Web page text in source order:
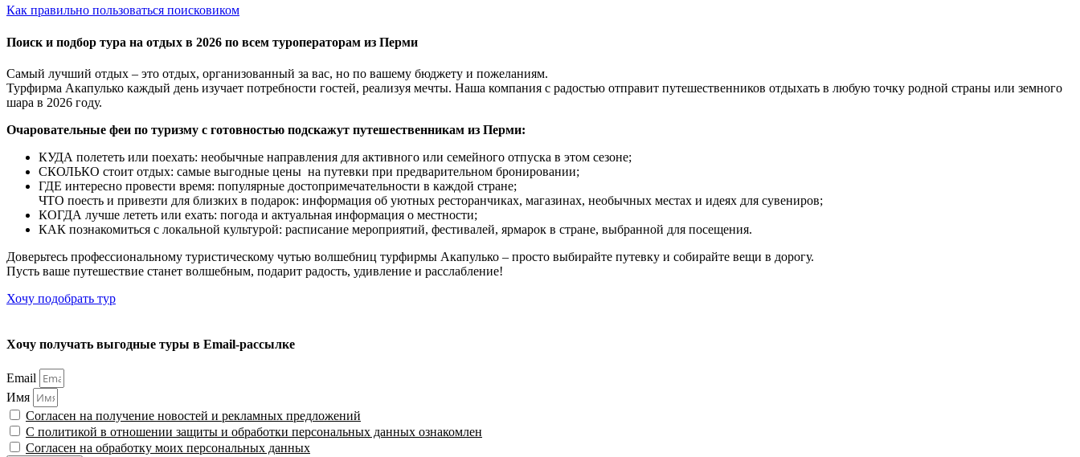
Как правильно пользоваться поисковиком
Поиск и подбор тура на отдых в 2026 по всем туроператорам из Перми
Самый лучший отдых – это отдых, организованный за вас, но по вашему бюджету и пожеланиям.
Турфирма Акапулько каждый день изучает потребности гостей, реализуя мечты. Наша компания с радостью отправит путешественников отдыхать в любую точку родной страны или земного
шара в 2026 году.
Очаровательные феи по туризму с готовностью подскажут путешественникам из Перми:
КУДА полететь или поехать: необычные направления для активного или семейного отпуска в этом сезоне;
СКОЛЬКО стоит отдых: самые выгодные цены на путевки при предварительном бронировании;
ГДЕ интересно провести время: популярные достопримечательности в каждой стране;
ЧТО поесть и привезти для близких в подарок: информация об уютных ресторанчиках, магазинах, необычных местах и идеях для сувениров;
КОГДА лучше лететь или ехать: погода и актуальная информация о местности;
КАК познакомиться с локальной культурой: расписание мероприятий, фестивалей, ярмарок в стране, выбранной для посещения.
Доверьтесь профессиональному туристическому чутью волшебниц турфирмы Акапулько – просто выбирайте путевку и собирайте вещи в дорогу.
Пусть ваше путешествие станет волшебным, подарит радость, удивление и расслабление!
Хочу подобрать тур
Хочу получать выгодные туры в Email-рассылке
Email
Имя
Согласен на получение новостей и рекламных предложений
С политикой в отношении защиты и обработки персональных данных ознакомлен
Согласен на обработку моих персональных данных